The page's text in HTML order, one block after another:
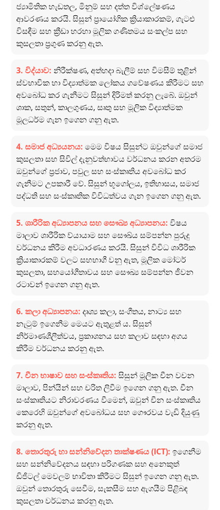
ජ්‍යාමිතික හැඩතල, මිනුම් සහ දත්ත විශ්ලේෂණය
ආවරණය කරයි. සිසුන් ප්‍රායෝගික ක්‍රියාකාරකම්, ගැටළු
විසඳීම සහ ක්‍රීඩා හරහා මූලික ගණිතමය සංකල්ප සහ
කුසලතා ප්‍රගුණ කරනු ඇත.
3. විද්යාව: නිරීක්ෂණ, අත්හදා බැලීම් සහ විමසීම් තුළින්
ස්වභාවික හා විද්‍යාත්මක ලෝකය ගවේෂණය කිරීමට සහ
අවබෝධ කර ගැනීමට සිසුන් දිරිමත් කරනු ලැබේ. ඔවුන්
ශාක, සතුන්, කාලගුණය, සෘතු සහ මූලික විද්‍යාත්මක
මූලධර්ම ගැන ඉගෙන ගනු ඇත.
4. සමාජ අධ්‍යයනය: මෙම විෂය සිසුන්ට ඔවුන්ගේ සමාජ
කුසලතා සහ සිවිල් දැනුවත්භාවය වර්ධනය කරන අතරම
ඔවුන්ගේ ප්‍රජාව, පවුල සහ සංස්කෘතිය අවබෝධ කර
ගැනීමට උපකාරී වේ. සිසුන් භූගෝලය, ඉතිහාසය, සමාජ
පද්ධති සහ සංස්කෘතික විවිධත්වය ගැන ඉගෙන ගනු ඇත.
5. ශාරීරික අධ්‍යාපනය සහ සෞඛ්‍ය අධ්‍යාපනය: විෂය
මාලාව ශාරීරික ව්යායාම සහ සෞඛ්ය සම්පන්න පුරුදු
වර්ධනය කිරීම අවධාරණය කරයි. සිසුන් විවිධ ශාරීරික
ක්‍රියාකාරකම් වලට සහභාගී වනු ඇත, මූලික මෝටර්
කුසලතා, සහයෝගීතාවය සහ සෞඛ්‍ය සම්පන්න ජීවන
රටාවන් ඉගෙන ගනු ඇත.
6. කලා අධ්‍යාපනය: දෘශ්‍ය කලා, සංගීතය, නාට්‍ය සහ
නැටුම් ඉගෙනීම මෙයට ඇතුළත් ය. සිසුන්
නිර්මාණශීලීත්වය, ප්‍රකාශනය සහ කලාව සඳහා අගය
කිරීම වර්ධනය කරනු ඇත.
7. චීන භාෂාව සහ සංස්කෘතිය: සිසුන් මූලික චීන වචන
මාලාව, පින්යින් සහ චරිත ලිවීම ඉගෙන ගනු ඇත. චීන
සංස්කෘතියට නිරාවරණය වීමෙන්, ඔවුන් චීන සංස්කෘතිය
කෙරෙහි ඔවුන්ගේ අවබෝධය සහ ගෞරවය වැඩි දියුණු
කරනු ඇත.
8. තොරතුරු හා සන්නිවේදන තාක්ෂණය (ICT): ඉගෙනීම
සහ සන්නිවේදනය සඳහා පරිගණක සහ අනෙකුත්
ඩිජිටල් මෙවලම් භාවිතා කිරීමට සිසුන් ඉගෙන ගනු ඇත.
ඔවුන් තොරතුරු සෙවීම, සැකසීම සහ ඇගයීම පිළිබඳ
කුසලතා වර්ධනය කරනු ඇත.